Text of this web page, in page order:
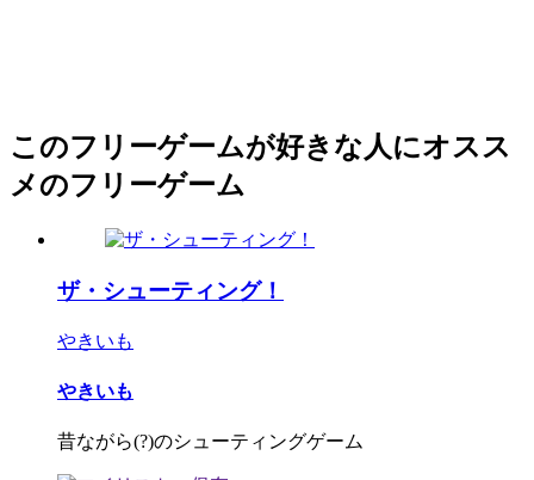
このフリーゲームが好きな人にオスス
メのフリーゲーム
ザ・シューティング！
やきいも
やきいも
昔ながら(?)のシューティングゲーム